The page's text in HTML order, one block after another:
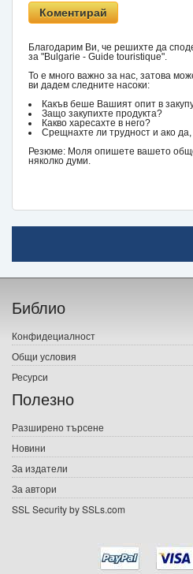
Благодарим Ви, че решихте да
за "Bulgarie - Guide touristique".
То е много важно за нас, затова
ви дадем следните насоки:
Какъв беше Вашият опит в
Защо закупихте продукта?
Какво харесахте в него?
Срещнахте ли трудност и ако да,
Резюме: Моля опишете вашето
няколко думи.
Начало
Печатни книги
Електронни книги
Е-списания
Подаръци
Ваучери
Библио
Конфидециалност
Общи условия
Ресурси
Полезно
Разширено търсене
Новини
За издатели
За автори
SSL Security by SSLs.com